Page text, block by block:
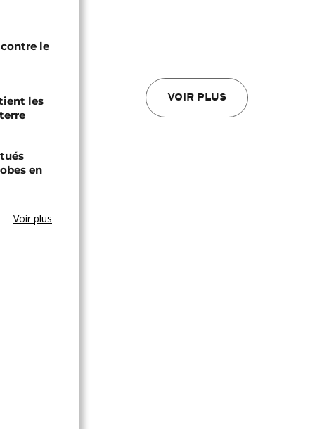
VOIR PLUS
le
les
en
Voir plus